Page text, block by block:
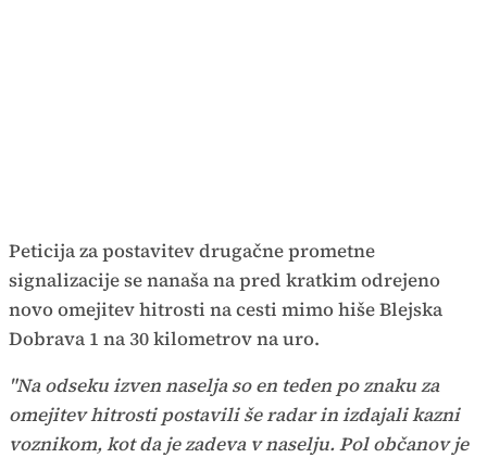
Peticija za postavitev drugačne prometne
signalizacije se nanaša na pred kratkim odrejeno
novo omejitev hitrosti na cesti mimo hiše Blejska
Dobrava 1 na 30 kilometrov na uro.
"Na odseku izven naselja so en teden po znaku za
omejitev hitrosti postavili še radar in izdajali kazni
voznikom, kot da je zadeva v naselju. Pol občanov je